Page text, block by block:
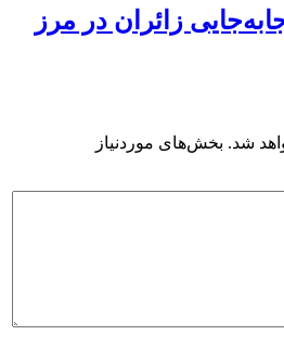
زائران در مرز
شد. بخش‌های موردنیاز